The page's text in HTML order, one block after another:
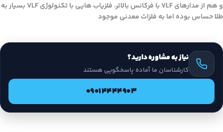
و هم از مدارهای VLF با فرکانس بالاتر. فلزیاب هایی با تکنولوژی VLF بسیار به
طلا حساس بوده اما به فلزات معدنی موجود
نیاز به مشاوره دارید؟
کارشناسان ما آماده پاسخگویی هستند
09014444903